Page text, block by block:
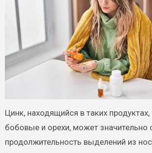
Цинк, находящийся в таких
бобовые и орехи, может значительно
продолжительность выделений из